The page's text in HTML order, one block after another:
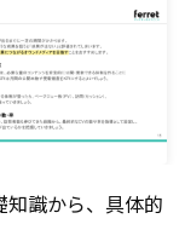
識から、具体的